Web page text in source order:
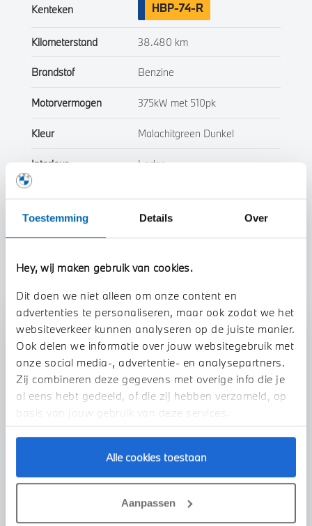
Toestemming Details Over
Hey, wij maken gebruik van cookies.
Dit doen we niet alleen om onze content en
advertenties te personaliseren, maar ook zodat we het
websiteverkeer kunnen analyseren op de juiste manier.
Ook delen we informatie over jouw websitegebruik met
onze social media-, advertentie- en analysepartners.
Zij combineren deze gegevens met overige info die je
al eens hebt gedeeld, of die zij hebben verzameld, op
basis van jouw gebruik van deze services.
Alle cookies toestaan
Aanpassen
Stap 1 van 3
Uw auto inruilen?
Voorstel aanvragen
Kenteken HBP-74-R
Kilometerstand 38.480 km
Brandstof Benzine
Motorvermogen 375kW met 510pk
Kleur Malachitgreen Dunkel
Interieur Leder